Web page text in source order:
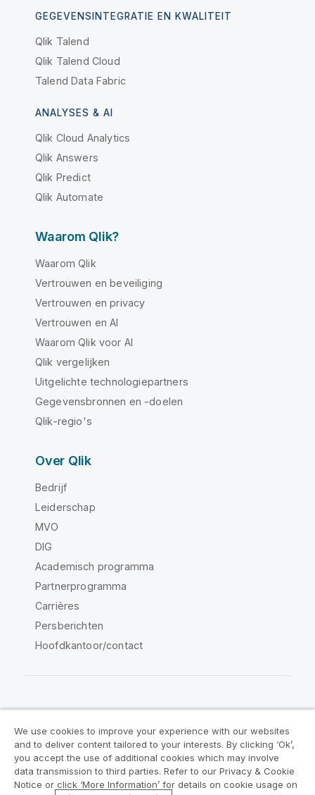
GEGEVENSINTEGRATIE EN KWALITEIT
Qlik Talend
Qlik Talend Cloud
Talend Data Fabric
ANALYSES & AI
Qlik Cloud Analytics
Qlik Answers
Qlik Predict
Qlik Automate
Waarom Qlik?
Waarom Qlik
Vertrouwen en beveiliging
Vertrouwen en privacy
Vertrouwen en AI
Waarom Qlik voor AI
Qlik vergelijken
Uitgelichte technologiepartners
Gegevensbronnen en -doelen
Qlik-regio's
Over Qlik
Bedrijf
Leiderschap
MVO
DIG
Academisch programma
Partnerprogramma
Carrières
Persberichten
Hoofdkantoor/contact
Juridische overeenkomsten
Productvoorwaarden
Legal Policies
We use cookies to improve your experience with our websites
and to deliver content tailored to your interests. By clicking ‘Ok’,
you accept the use of additional cookies which may involve
data transmission to third parties. Refer to our Privacy & Cookie
Notice or click ‘More Information’ for details on cookie usage on